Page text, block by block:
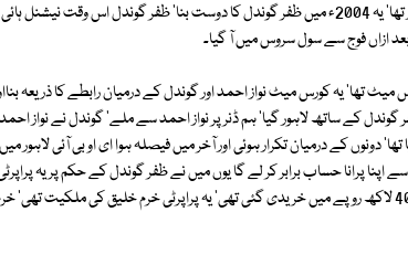
خریدی ' نواز احمد نیشنل ہائی وے اتھارٹی میں ٹھیکیدار تھا' یہ 2004ء میں ظفر گوندل کا دوست بنا' ظفر گوندل اس
ازاں فوج سے سول سروس میں آ گیا۔
تھا' یہ کورس میٹ نواز احمد اور گوندل کے درمیان رابطے کا ذریعہ
کے ساتھ لاہور گیا' ہم ڈنر پر نواز احمد سے ملے' گوندل نے نواز
کے درمیان تکرار ہوئی اور آخر میں فیصلہ ہوا ای او بی آئی لاہور میں
سے اپنا پرانا حساب برابر کر لے گا یوں میں نے ظفر گوندل کے حکم پر یہ
پراپرٹی 36۔سی مین لوئر مال لاہور تھی' یہ پراپرٹی 8 کروڑ 40 لاکھ روپے میں خریدی گئی تھی' یہ پراپرٹی خرم خلیق کی